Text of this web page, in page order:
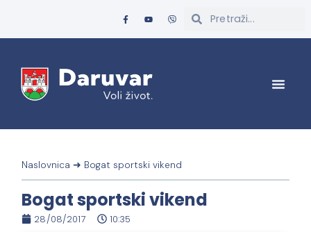
Naslovnica ➜ Bogat sportski vikend
Bogat sportski vikend
28/08/2017 10:35